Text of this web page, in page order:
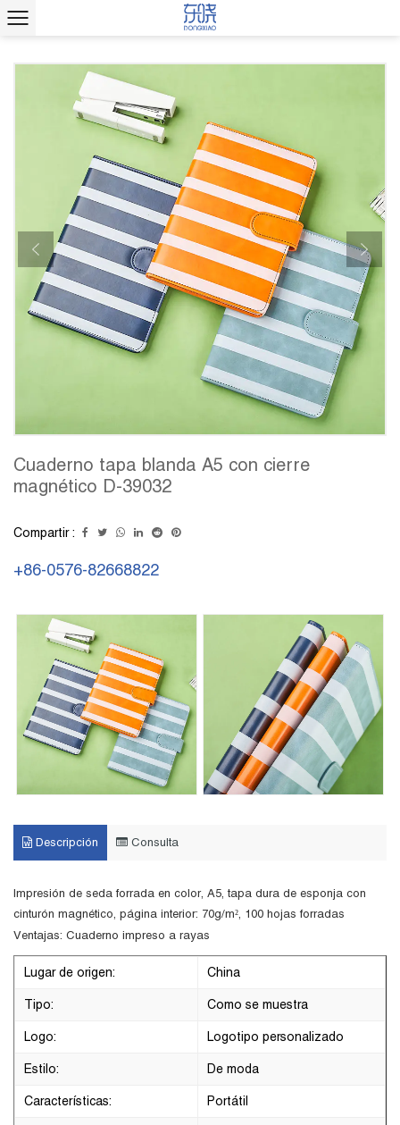
Cuaderno tapa blanda A5 con cierre
magnético D-39032
Compartir :
+86-0576-82668822
Descripción Consulta
Impresión de seda forrada en color, A5, tapa dura de esponja con
cinturón magnético, página interior: 70g/m², 100 hojas forradas
Ventajas: Cuaderno impreso a rayas
Lugar de origen: China
Tipo: Como se muestra
Logo: Logotipo personalizado
Estilo: De moda
Características: Portátil